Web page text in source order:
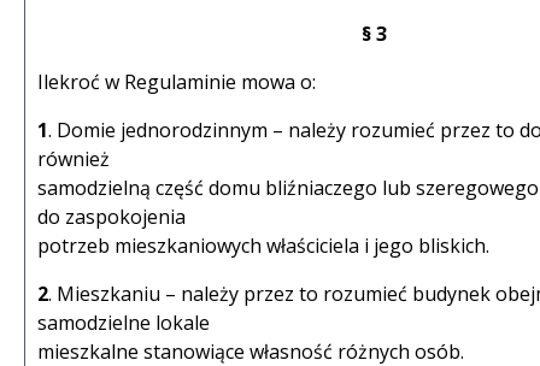
§ 3
Ilekroć w Regulaminie mowa o:
1. Domie jednorodzinnym – należy rozumieć przez to
również
samodzielną część domu bliźniaczego lub
do zaspokojenia
potrzeb mieszkaniowych właściciela i jego bliskich.
2. Mieszkaniu – należy przez to rozumieć budynek
samodzielne lokale
mieszkalne stanowiące własność różnych osób.